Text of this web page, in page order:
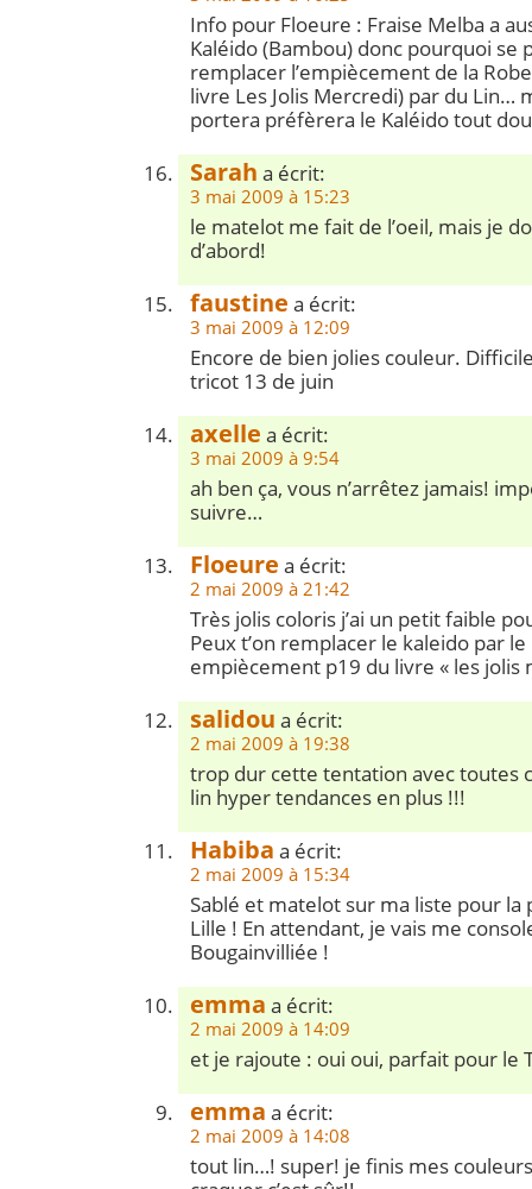
Info pour Floeure : Fraise Melba a
Kaléido (Bambou) donc pourquoi se
remplacer l’empiècement de la
livre Les Jolis Mercredi) par du Lin…
portera préfèrera le Kaléido tout
Sarah a écrit:
3 mai 2009 à 15:23
le matelot me fait de l’oeil, mais je
d’abord!
faustine a écrit:
3 mai 2009 à 12:09
Encore de bien jolies couleur.
tricot 13 de juin
axelle a écrit:
3 mai 2009 à 9:54
ah ben ça, vous n’arrêtez jamais!
suivre…
Floeure a écrit:
2 mai 2009 à 21:42
Très jolis coloris j’ai un petit faible
Peux t’on remplacer le kaleido par
empiècement p19 du livre « les jolis
salidou a écrit:
2 mai 2009 à 19:38
trop dur cette tentation avec toutes
lin hyper tendances en plus !!!
Habiba a écrit:
2 mai 2009 à 15:34
Sablé et matelot sur ma liste pour la
Lille ! En attendant, je vais me
Bougainvilliée !
emma a écrit:
2 mai 2009 à 14:09
et je rajoute : oui oui, parfait pour le
emma a écrit:
2 mai 2009 à 14:08
tout lin…! super! je finis mes